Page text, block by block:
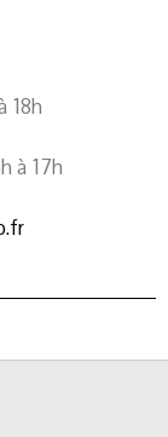
18h
à 17h